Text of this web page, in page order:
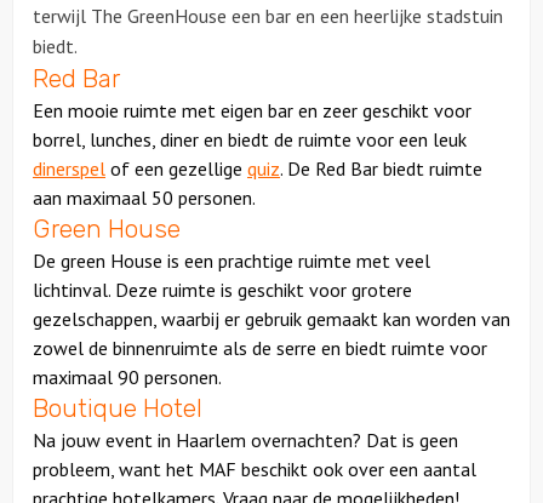
terwijl The GreenHouse een bar en een heerlijke stadstuin
biedt.
Red Bar
Een mooie ruimte met eigen bar en zeer geschikt voor
borrel, lunches, diner en biedt de ruimte voor een leuk
dinerspel of een gezellige quiz. De Red Bar biedt ruimte
aan maximaal 50 personen.
Green House
De green House is een prachtige ruimte met veel
lichtinval. Deze ruimte is geschikt voor grotere
gezelschappen, waarbij er gebruik gemaakt kan worden van
zowel de binnenruimte als de serre en biedt ruimte voor
maximaal 90 personen.
Boutique Hotel
Na jouw event in Haarlem overnachten? Dat is geen
probleem, want het MAF beschikt ook over een aantal
prachtige hotelkamers. Vraag naar de mogelijkheden!